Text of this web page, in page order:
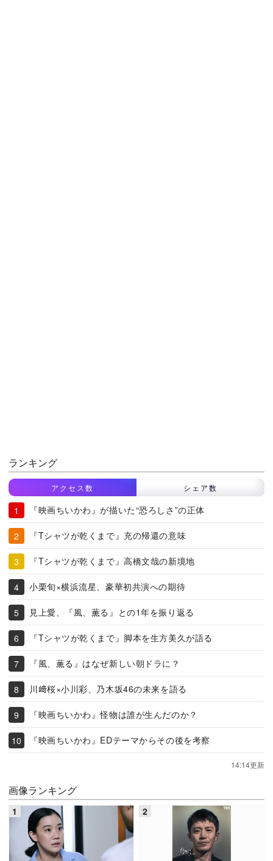
ランキング
アクセス数 シェア数
『映画ちいかわ』が描いた“恐ろしさ”の正体
『Tシャツが乾くまで』充の帰還の意味
『Tシャツが乾くまで』高橋文哉の新境地
小栗旬×横浜流星、豪華初共演への期待
見上愛、『風、薫る』との1年を振り返る
『Tシャツが乾くまで』脚本を生方美久が語る
『風、薫る』はなぜ新しい朝ドラに？
川﨑桜×小川彩、乃木坂46の未来を語る
『映画ちいかわ』怪物は誰が生んだのか？
『映画ちいかわ』EDテーマからその後を考察
14:14更新
画像ランキング